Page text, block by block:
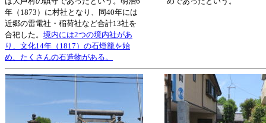
年（1873）に村社となり、同40年には
近郷の雷電社・稲荷社など合計13社を
合祀した。 境内には2つの境内社があ
り、文化14年（1817）の石燈籠を始
め、たくさんの石造物がある。